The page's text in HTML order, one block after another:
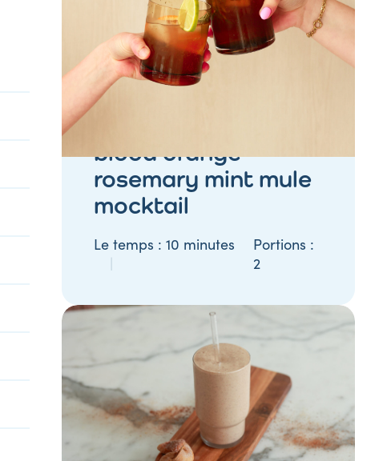
blood orange
rosemary mint mule
mocktail
Le temps :10 minutes
Portions :
2